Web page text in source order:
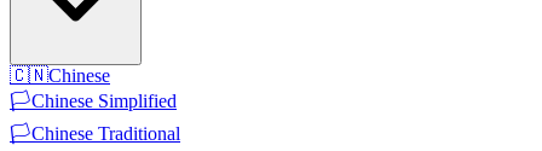
🇨🇳Chinese
🏳️Chinese Simplified
🏳️Chinese Traditional